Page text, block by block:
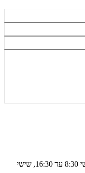
שעות פעילות המכבסה: ימים ראשון עד חמישי 8:30 עד 16:30, שישי